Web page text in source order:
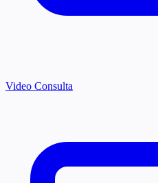
Video Consulta